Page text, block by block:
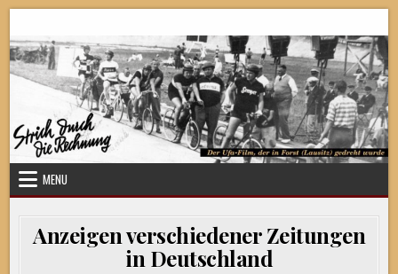
content
Strich durch die Rechnung
MENU
Anzeigen verschiedener Zeitungen
in Deutschland